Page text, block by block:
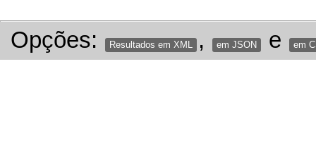
Opções: Resultados em XML , em JSON e em